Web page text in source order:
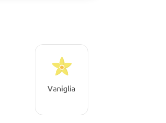
Vaniglia